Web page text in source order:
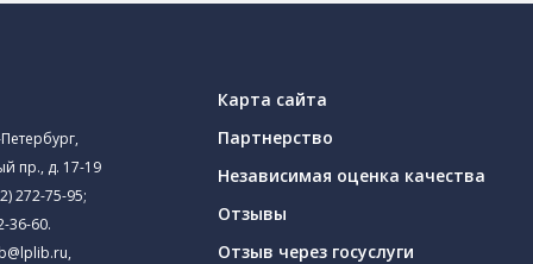
пр., д. 17-19
272-75-95;
36-60.
,
Карта сайта
Партнерство
Независимая оценка качества
Отзывы
Отзыв через госуслуги